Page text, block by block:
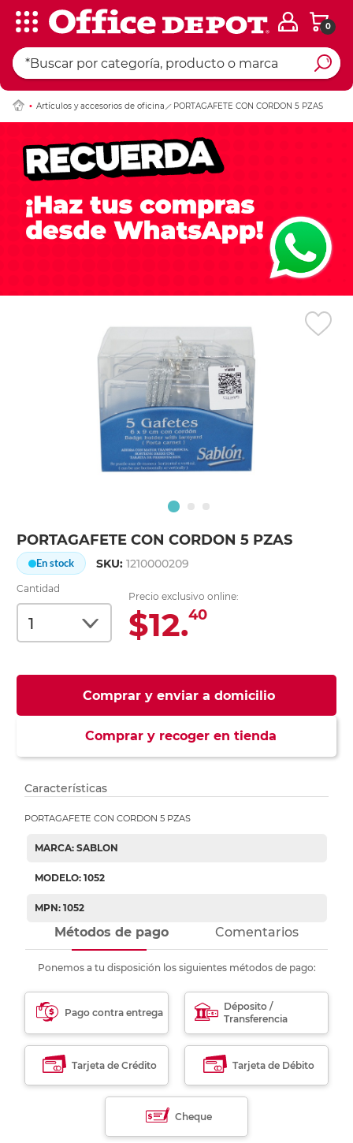
0
Artículos y accesorios de oficina PORTAGAFETE CON CORDON 5 PZAS
PORTAGAFETE CON CORDON 5 PZAS
En stock SKU:1210000209
Cantidad
Precio exclusivo online:
$12.40
Comprar y enviar a domicilio
Comprar y recoger en tienda
Ingresar Codigo
Características
PORTAGAFETE CON CORDON 5 PZAS
MARCA: SABLON
MODELO: 1052
MPN: 1052
Métodos de pago Comentarios
Ponemos a tu disposición los siguientes métodos de pago:
Pago contra entrega
Déposito /
Transferencia
Tarjeta de Crédito Tarjeta de Débito
Cheque